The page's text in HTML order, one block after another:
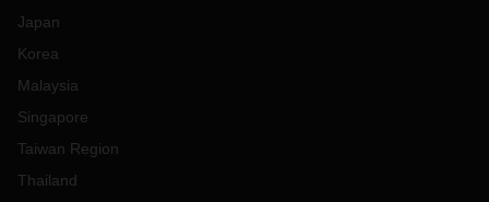
Japan
Korea
Malaysia
Singapore
Taiwan Region
Thailand